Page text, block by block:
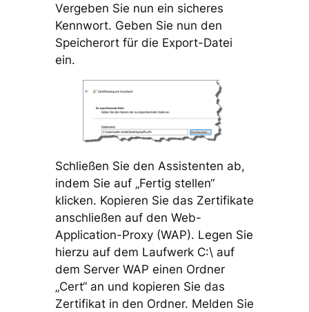
Vergeben Sie nun ein sicheres
Kennwort. Geben Sie nun den
Speicherort für die Export-Datei
ein.
Schließen Sie den Assistenten ab,
indem Sie auf „Fertig stellen“
klicken. Kopieren Sie das Zertifikate
anschließen auf den Web-
Application-Proxy (WAP). Legen Sie
hierzu auf dem Laufwerk C:\ auf
dem Server WAP einen Ordner
„Cert“ an und kopieren Sie das
Zertifikat in den Ordner. Melden Sie